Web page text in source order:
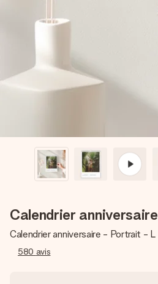
Calendrier anniversaire
Calendrier anniversaire - Portrait - L
580 avis